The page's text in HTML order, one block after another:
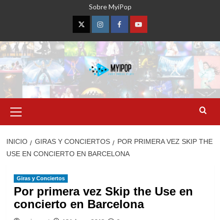
Sobre MyiPop
TwitterInstagramFacebookYouTube
primario
INICIO GIRAS Y CONCIERTOS
POR PRIMERA VEZ SKIP THE
USE EN CONCIERTO EN BARCELONA
Giras y Conciertos
Por primera vez Skip the Use en
concierto en Barcelona